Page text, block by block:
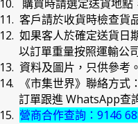
10. 購買時請選定送貨地點
11. 客戶請於收貨時檢查貨
12. 如果客人於確定送貨日
以訂單重量按照運輸公
13. 資料及圖片，只供參考。
14. 《市集世界》聯絡方式：
訂單跟進 WhatsApp查
15. 營商合作查詢：9146